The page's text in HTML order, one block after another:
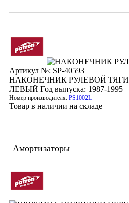
Артикул №: SP-40593
НАКОНЕЧНИК РУЛЕВОЙ ТЯГИ
ЛЕВЫЙ Год выпуска: 1987-1995
Номер производителя: PS1002L
Товар в наличии на складе
Амортизаторы